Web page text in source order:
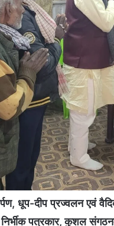
धूप-दीप प्रज्वलन एवं
निर्भीक पत्रकार, कुशल